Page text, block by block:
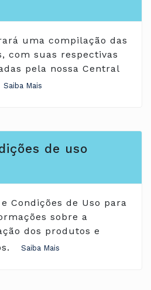
uma compilação das
com suas respectivas
pela nossa Central
de uso
Condições de Uso para
sobre a
dos produtos e